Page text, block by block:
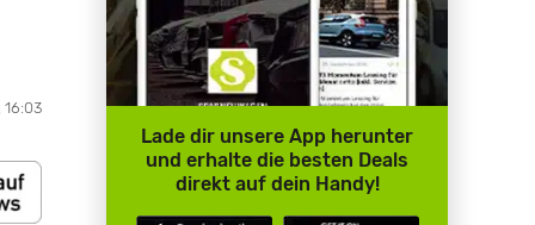
16:03
Lade dir unsere App herunter
und erhalte die besten Deals
direkt auf dein Handy!